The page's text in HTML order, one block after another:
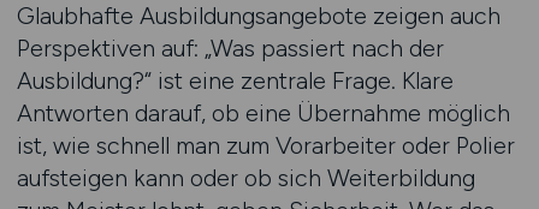
Glaubhafte Ausbildungsangebote zeigen auch
Perspektiven auf: „Was passiert nach der
Ausbildung?“ ist eine zentrale Frage. Klare
Antworten darauf, ob eine Übernahme möglich
ist, wie schnell man zum Vorarbeiter oder Polier
aufsteigen kann oder ob sich Weiterbildung